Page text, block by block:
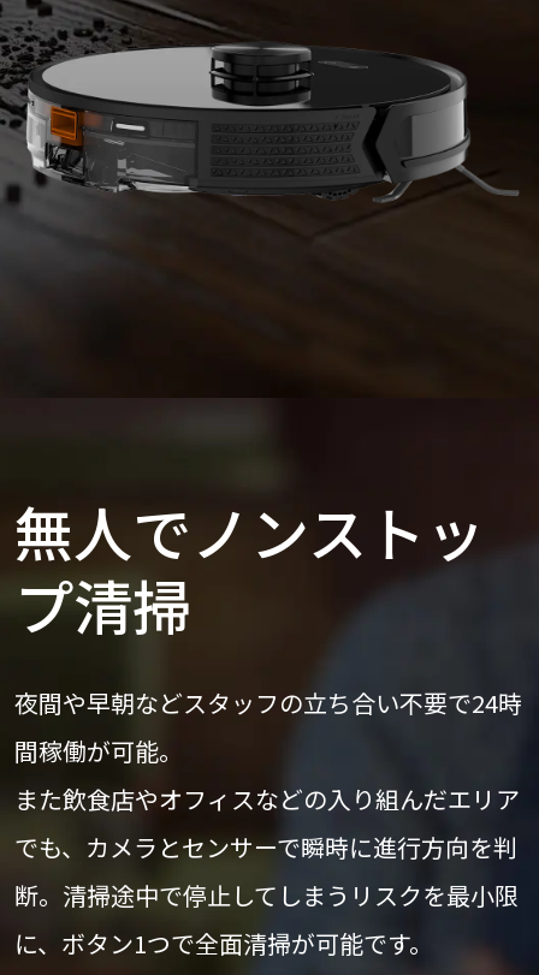
無人でノンストッ
プ清掃
夜間や早朝などスタッフの立ち合い不要で24時
間稼働が可能。
また飲食店やオフィスなどの入り組んだエリア
でも、カメラとセンサーで瞬時に進行方向を判
断。清掃途中で停止してしまうリスクを最小限
に、ボタン1つで全面清掃が可能です。